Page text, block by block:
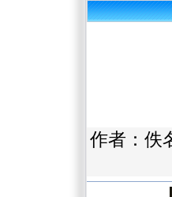
作者：佚